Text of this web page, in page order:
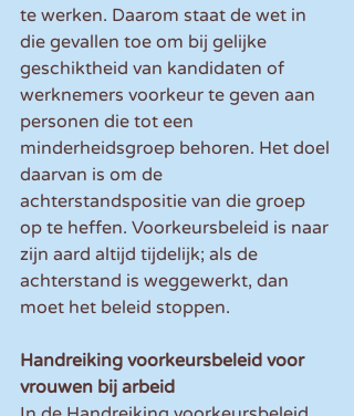
te werken. Daarom staat de wet in
die gevallen toe om bij gelijke
geschiktheid van kandidaten of
werknemers voorkeur te geven aan
personen die tot een
minderheidsgroep behoren. Het doel
daarvan is om de
achterstandspositie van die groep
op te heffen. Voorkeursbeleid is naar
zijn aard altijd tijdelijk; als de
achterstand is weggewerkt, dan
moet het beleid stoppen.
Handreiking voorkeursbeleid voor
vrouwen bij arbeid